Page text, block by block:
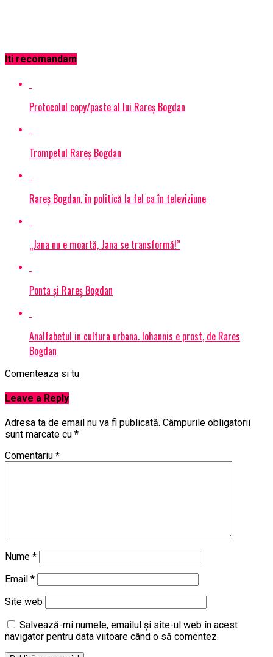
Iti recomandam
Protocolul copy/paste al lui Rareș Bogdan
Trompetul Rareș Bogdan
Rareş Bogdan, în politică la fel ca în televiziune
„Jana nu e moartă, Jana se transformă!”
Ponta și Rareș Bogdan
Analfabetul in cultura urbana. Iohannis e prost, de Rares
Bogdan
Comenteaza si tu
Leave a Reply
Adresa ta de email nu va fi publicată. Câmpurile obligatorii
sunt marcate cu *
Comentariu *
Nume *
Email *
Site web
Salvează-mi numele, emailul și site-ul web în acest
navigator pentru data viitoare când o să comentez.